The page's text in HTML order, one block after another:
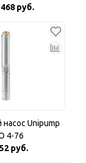
руб.
Unipump
4-76
руб.